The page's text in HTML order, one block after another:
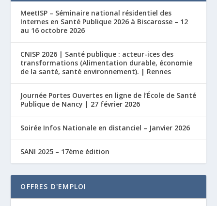
MeetISP – Séminaire national résidentiel des
Internes en Santé Publique 2026 à Biscarosse – 12
au 16 octobre 2026
CNISP 2026 | Santé publique : acteur-ices des
transformations (Alimentation durable, économie
de la santé, santé environnement). | Rennes
Journée Portes Ouvertes en ligne de l’École de Santé
Publique de Nancy | 27 février 2026
Soirée Infos Nationale en distanciel – Janvier 2026
SANI 2025 – 17ème édition
OFFRES D'EMPLOI